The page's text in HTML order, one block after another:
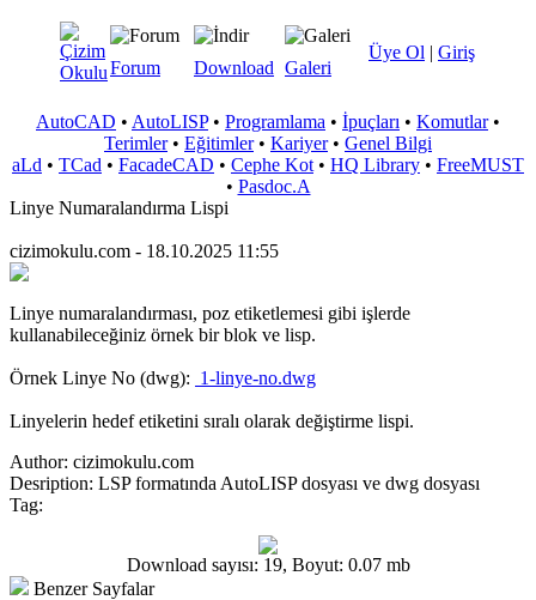
Üye Ol | Giriş
Forum Download Galeri
AutoCAD • AutoLISP• Programlama • İpuçları • Komutlar•
Terimler• Eğitimler• Kariyer• Genel Bilgi
aLd • TCad • FacadeCAD • Cephe Kot • HQ Library • FreeMUST
• Pasdoc.A
Linye Numaralandırma Lispi
cizimokulu.com - 18.10.2025 11:55
Linye numaralandırması, poz etiketlemesi gibi işlerde
kullanabileceğiniz örnek bir blok ve lisp.
Örnek Linye No (dwg): 1-linye-no.dwg
Linyelerin hedef etiketini sıralı olarak değiştirme lispi.
Author: cizimokulu.com
Desription: LSP formatında AutoLISP dosyası ve dwg dosyası
Tag:
Download sayısı: 19, Boyut: 0.07 mb
Benzer Sayfalar